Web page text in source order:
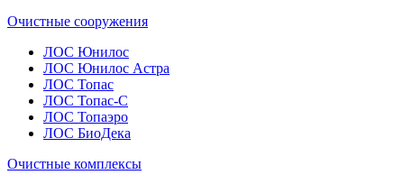
Очистные сооружения
ЛОС Юнилос
ЛОС Юнилос Астра
ЛОС Топас
ЛОС Топас-С
ЛОС Топаэро
ЛОС БиоДека
Очистные комплексы